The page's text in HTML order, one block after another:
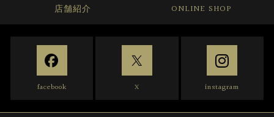
店舗紹介 ONLINE SHOP
facebook X instagram